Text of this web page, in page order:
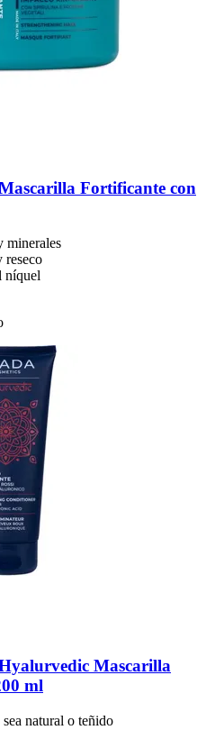
Fortificante con
minerales
reseco
níquel
Mascarilla
ml
natural o teñido